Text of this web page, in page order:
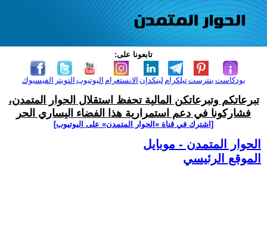
تابعونا على:
الفيسبوك التويتر اليوتيوب الانستغرام لينكدإن تيلكرامبنترست بودكاست
تبرعاتكم وتبرعاتكن المالية تحفظ استقلال الحوار المتمدن،
فشاركونا في دعم استمرارية هذا الفضاء اليساري الحر
[اشترك في قناة ‫«الحوار المتمدن» على اليوتيوب]
الحوار المتمدن - موبايل
الموقع الرئيسي